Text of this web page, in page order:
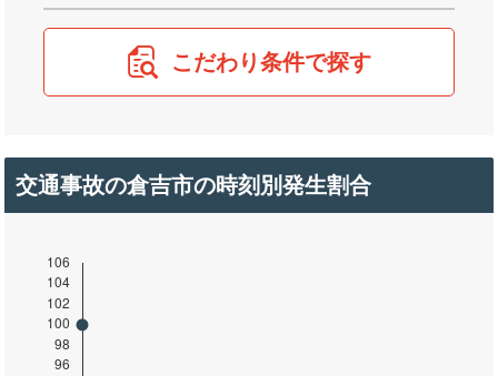
こだわり条件で探す
交通事故の倉吉市の時刻別発生割合